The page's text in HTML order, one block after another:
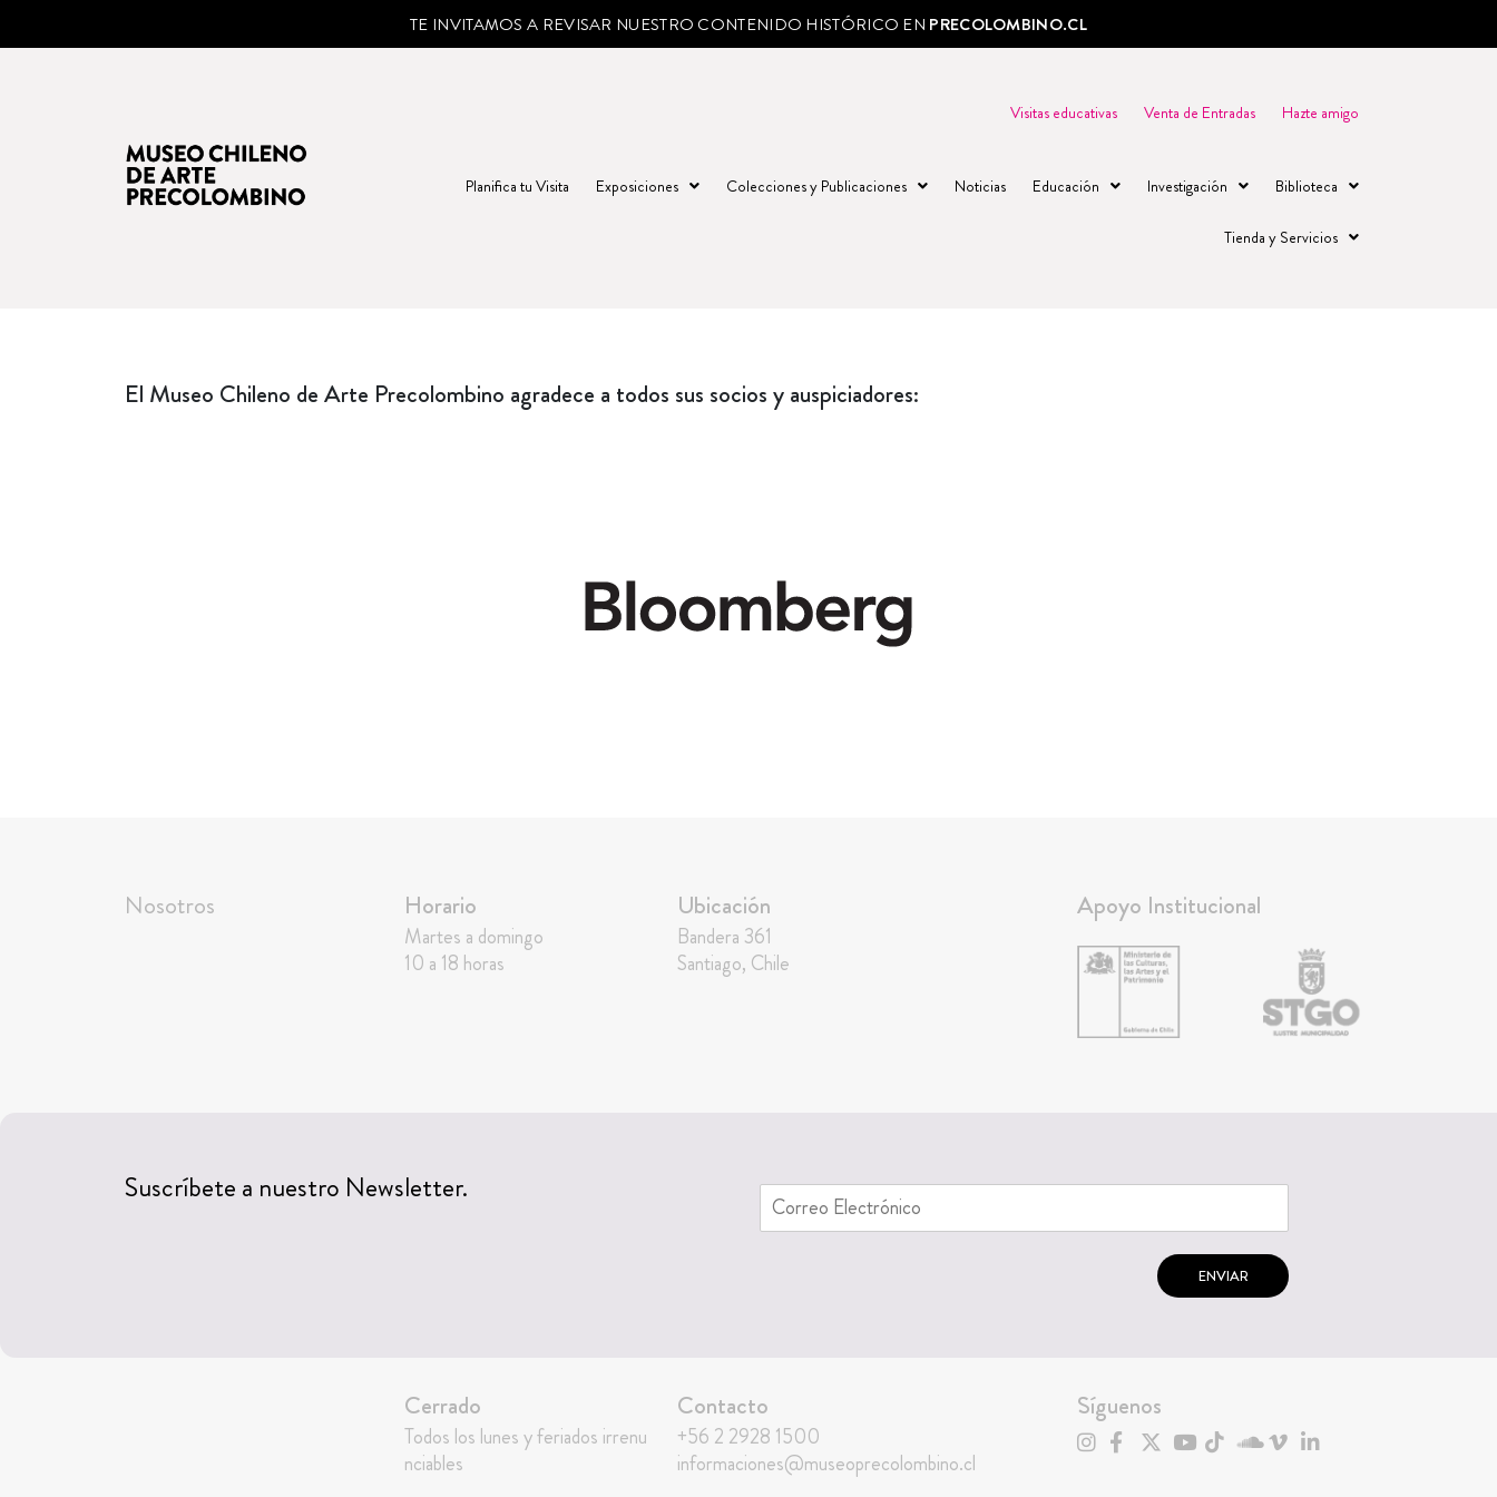
TE INVITAMOS A REVISAR NUESTRO CONTENIDO HISTÓRICO EN PRECOLOMBINO.CL
Visitas educativas Venta de Entradas Hazte amigo
Planifica tu Visita Exposiciones Colecciones y Publicaciones Noticias Educación Investigación Biblioteca
Tienda y Servicios
El Museo Chileno de Arte Precolombino agradece a todos sus socios y auspiciadores:
Nosotros Horario
Martes a domingo
10 a 18 horas
Ubicación
Bandera 361
Santiago, Chile
Apoyo Institucional
Suscríbete a nuestro Newsletter.
ENVIAR
Cerrado
Todos los lunes y feriados irrenu
nciables
Contacto
+56 2 2928 1500
informaciones@museoprecolombino.cl
Síguenos